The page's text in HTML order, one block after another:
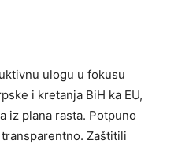
ulogu u fokusu
i kretanja BiH ka EU,
iz plana rasta. Potpuno
Zaštitili